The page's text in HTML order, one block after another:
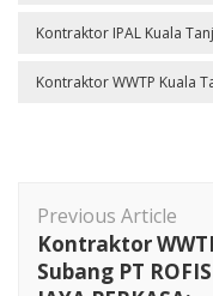
Kontraktor IPAL Kuala
Kontraktor WWTP Kuala
Navigation
Previous Article
Kontraktor
Subang PT ROFIS